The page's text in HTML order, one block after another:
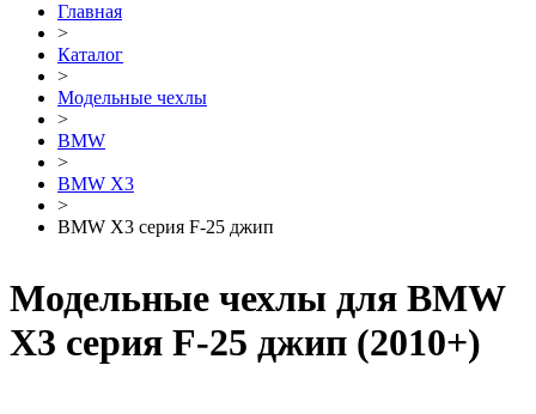
Главная
>
Каталог
>
Модельные чехлы
>
BMW
>
BMW X3
>
BMW Х3 серия F-25 джип
Модельные чехлы для BMW
Х3 серия F-25 джип (2010+)